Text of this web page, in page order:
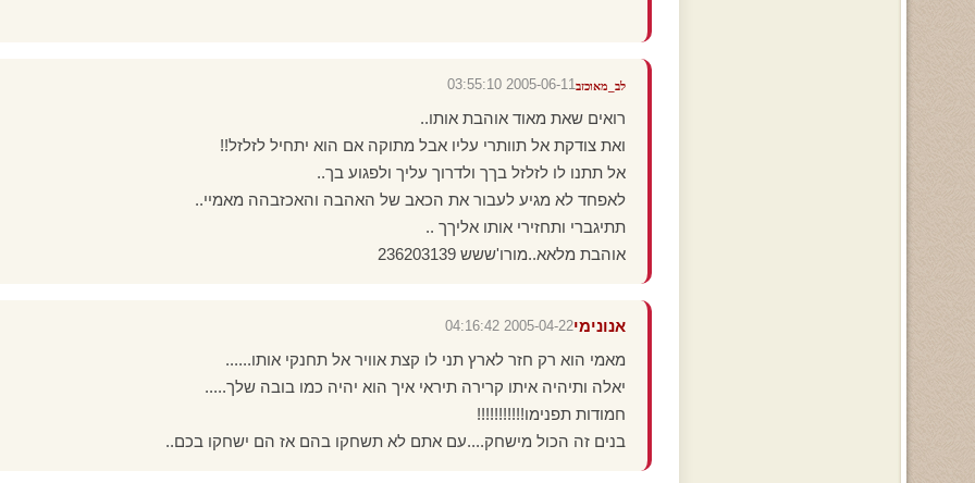
לב_מאוכזב2005-06-11 03:55:10
רואים שאת מאוד אוהבת אותו..
ואת צודקת אל תוותרי עליו אבל מתוקה אם הוא יתחיל לזלזל!!
אל תתנו לו לזלזל בךך ולדרוך עליך ולפגוע בך..
לאפחד לא מגיע לעבור את הכאב של האהבה והאכזבהה מאמיי..
תתיגברי ותחזירי אותו אליךך ..
אוהבת מלאא..מורו'ששש 236203139
אנונימי2005-04-22 04:16:42
מאמי הוא רק חזר לארץ תני לו קצת אוויר אל תחנקי אותו......
יאלה ותיהיה איתו קרירה תיראי איך הוא יהיה כמו בובה שלך.....
חמודות תפנימו!!!!!!!!!!!
בנים זה הכול מישחק....עם אתם לא תשחקו בהם אז הם ישחקו בכם..